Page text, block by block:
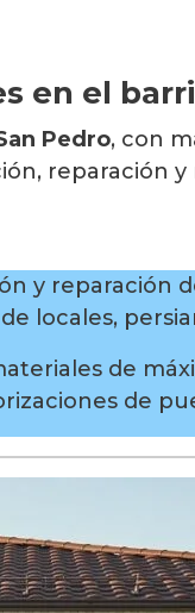
en el
Pedro, con
reparación
y reparación
locales,
de
de